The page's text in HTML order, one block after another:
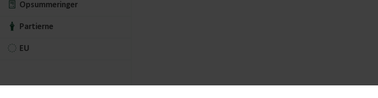
Opsummeringer
Partierne
EU